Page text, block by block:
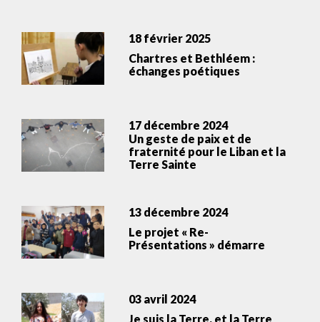
Chartres et Bethléem :
échanges poétiques
18 février 2025
Un geste de paix et de
fraternité pour le Liban et la
Terre Sainte
17 décembre 2024
Le projet « Re-
Présentations » démarre
13 décembre 2024
Je suis la Terre, et la Terre
03 avril 2024